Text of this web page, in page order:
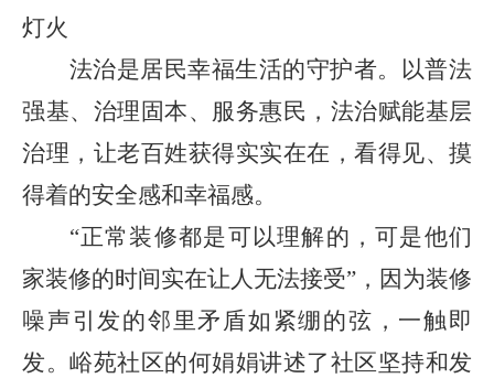
灯火
法治是居民幸福生活的守护者。以普法
强基、治理固本、服务惠民，法治赋能基层
治理，让老百姓获得实实在在，看得见、摸
得着的安全感和幸福感。
“正常装修都是可以理解的，可是他们
家装修的时间实在让人无法接受” ，因为装修
噪声引发的邻里矛盾如紧绷的弦，一触即
发。峪苑社区的何娟娟讲述了社区坚持和发